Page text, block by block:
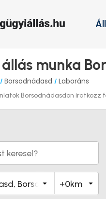
munka
/ Borsodnádasd / Laboráns
Borsodnádasdon iratkozz